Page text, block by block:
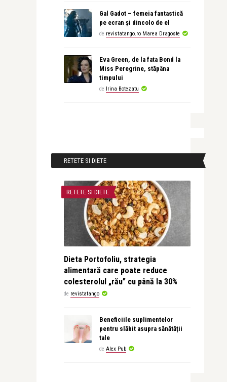
Gal Gadot – femeia fantastică
pe ecran și dincolo de el
de revistatango.ro Marea Dragoste
Eva Green, de la fata Bond la
Miss Peregrine, stăpâna
timpului
de Irina Botezatu
RETETE SI DIETE
RETETE SI DIETE
Dieta Portofoliu, strategia
alimentară care poate reduce
colesterolul „rău” cu până la 30%
de revistatango
Beneficiile suplimentelor
pentru slăbit asupra sănătății
tale
de Alex Pub